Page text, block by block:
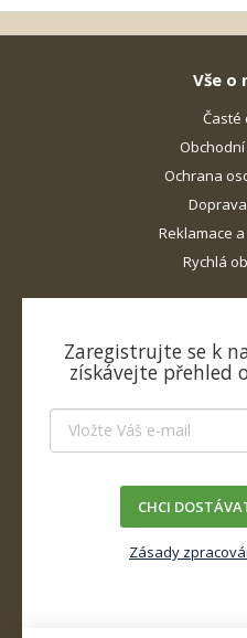
Vše o
Časté
Ochrana
Reklamace
Rychlá
Zaregistrujte se k
získávejte přehled
CHCI
Zásady